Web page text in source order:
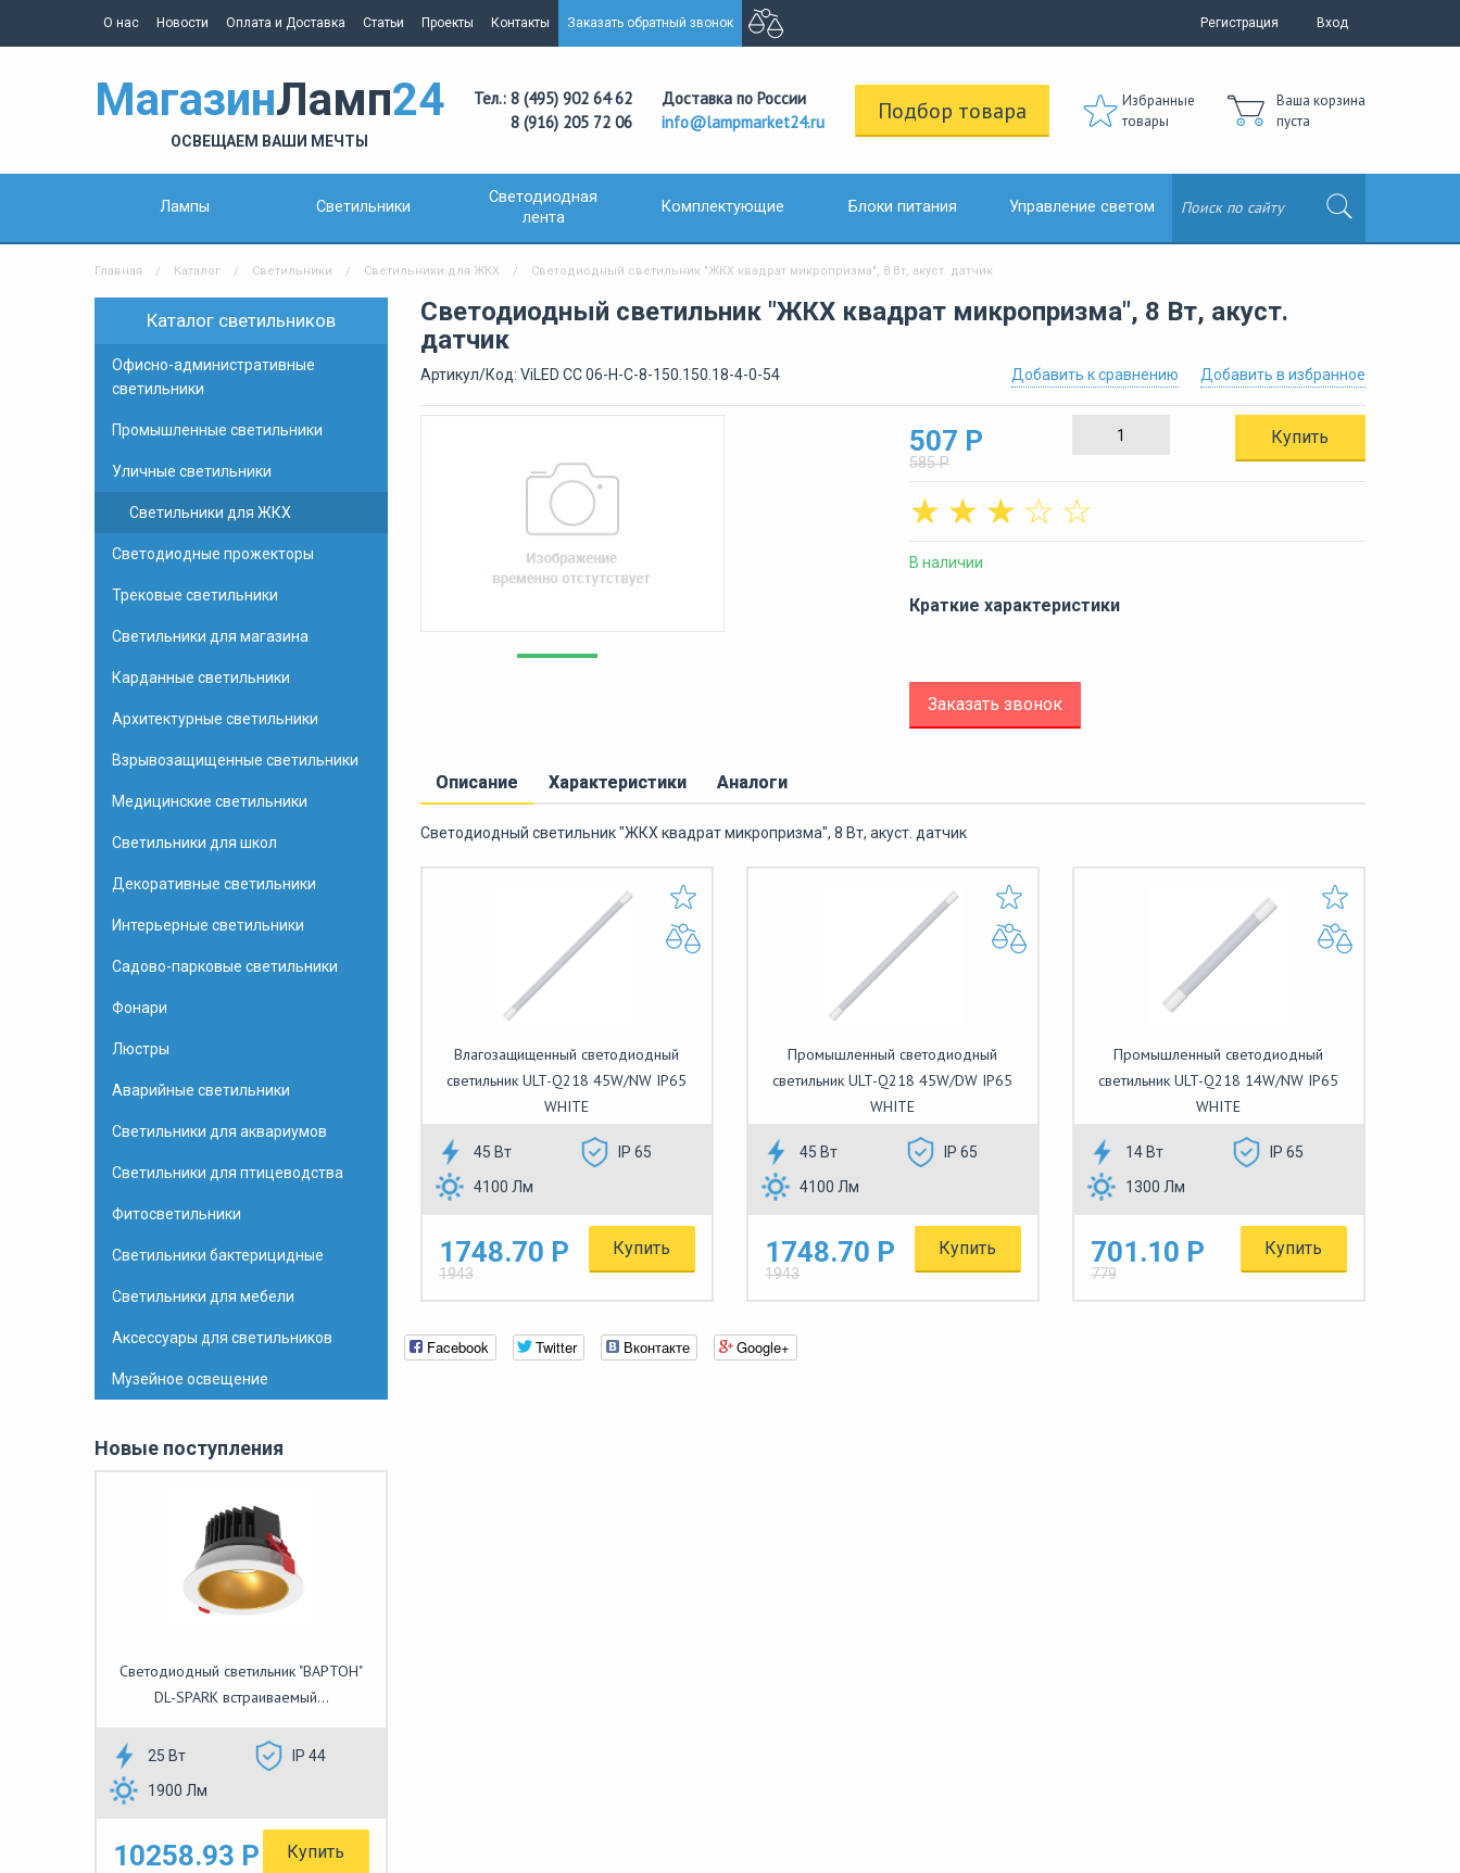
О нас Новости Оплата и Доставка Статьи Проекты Контакты Заказать обратный звонок Регистрация Вход
МагазинЛамп24
ОСВЕЩАЕМ ВАШИ МЕЧТЫ
Тел.: 8 (495) 902 64 62
8 (916) 205 72 06
Доставка по России
info@lampmarket24.ru
Подбор товара
Избранные
товары
Ваша корзина
пуста
Лампы Светильники
Светодиодная
лента
Комплектующие Блоки питания Управление светом
Главная Каталог Светильники Светильники для ЖКХ Светодиодный светильник "ЖКХ квадрат микропризма", 8 Вт, акуст. датчик
Каталог светильников
Офисно-административные
светильники
Промышленные светильники
Уличные светильники
Светильники для ЖКХ
Светодиодные прожекторы
Трековые светильники
Светильники для магазина
Карданные светильники
Архитектурные светильники
Взрывозащищенные светильники
Медицинские светильники
Светильники для школ
Декоративные светильники
Интерьерные светильники
Садово-парковые светильники
Фонари
Люстры
Аварийные светильники
Светильники для аквариумов
Светильники для птицеводства
Фитосветильники
Светильники бактерицидные
Светильники для мебели
Аксессуары для светильников
Музейное освещение
Новые поступления
Светодиодный светильник "ВАРТОН"
DL-SPARK встраиваемый...
25 Вт
IP 44
1900 Лм
10258.93 Р Купить
Светодиодный светильник "ЖКХ квадрат микропризма", 8 Вт, акуст.
датчик
Артикул/Код: ViLED СС 06-Н-С-8-150.150.18-4-0-54 Добавить в избранное
Добавить к сравнению
507 Р
585 Р
Купить
☆
☆
☆
☆
☆
В наличии
Краткие характеристики
Заказать звонок
Описание Характеристики Аналоги
Светодиодный светильник "ЖКХ квадрат микропризма", 8 Вт, акуст. датчик
Влагозащищенный светодиодный
светильник ULT-Q218 45W/NW IP65
WHITE
45 Вт
IP 65
4100 Лм
1748.70 Р
1943
Купить
Промышленный светодиодный
светильник ULT-Q218 45W/DW IP65
WHITE
45 Вт
IP 65
4100 Лм
1748.70 Р
1943
Купить
Промышленный светодиодный
светильник ULT-Q218 14W/NW IP65
WHITE
14 Вт
IP 65
1300 Лм
701.10 Р
779
Купить
Facebook Twitter Вконтакте Google+